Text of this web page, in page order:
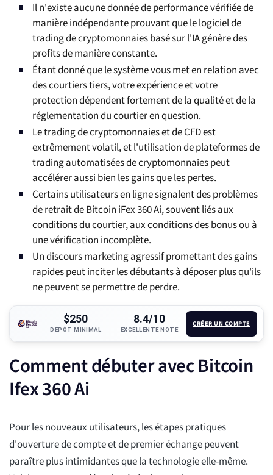
Il n'existe aucune donnée de performance vérifiée de
manière indépendante prouvant que le logiciel de
trading de cryptomonnaies basé sur l'IA génère des
profits de manière constante.
Étant donné que le système vous met en relation avec
des courtiers tiers, votre expérience et votre
protection dépendent fortement de la qualité et de la
réglementation du courtier en question.
Le trading de cryptomonnaies et de CFD est
extrêmement volatil, et l'utilisation de plateformes de
trading automatisées de cryptomonnaies peut
accélérer aussi bien les gains que les pertes.
Certains utilisateurs en ligne signalent des problèmes
de retrait de Bitcoin iFex 360 Ai, souvent liés aux
conditions du courtier, aux conditions des bonus ou à
une vérification incomplète.
Un discours marketing agressif promettant des gains
rapides peut inciter les débutants à déposer plus qu'ils
ne peuvent se permettre de perdre.
$250
DÉPÔT MINIMAL
8.4/10
EXCELLENTE NOTE
CRÉER UN COMPTE
Comment débuter avec Bitcoin
Ifex 360 Ai
Pour les nouveaux utilisateurs, les étapes pratiques
d'ouverture de compte et de premier échange peuvent
paraître plus intimidantes que la technologie elle-même.